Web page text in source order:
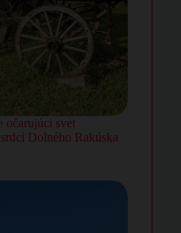
očarujúci svet
Dolného Rakúska